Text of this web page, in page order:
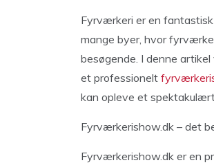
Fyrværkeri er en
mange byer, hvor
besøgende. I denne
et professionelt
kan opleve et
Fyrværkerishow.dk – det
Fyrværkerishow.dk er en